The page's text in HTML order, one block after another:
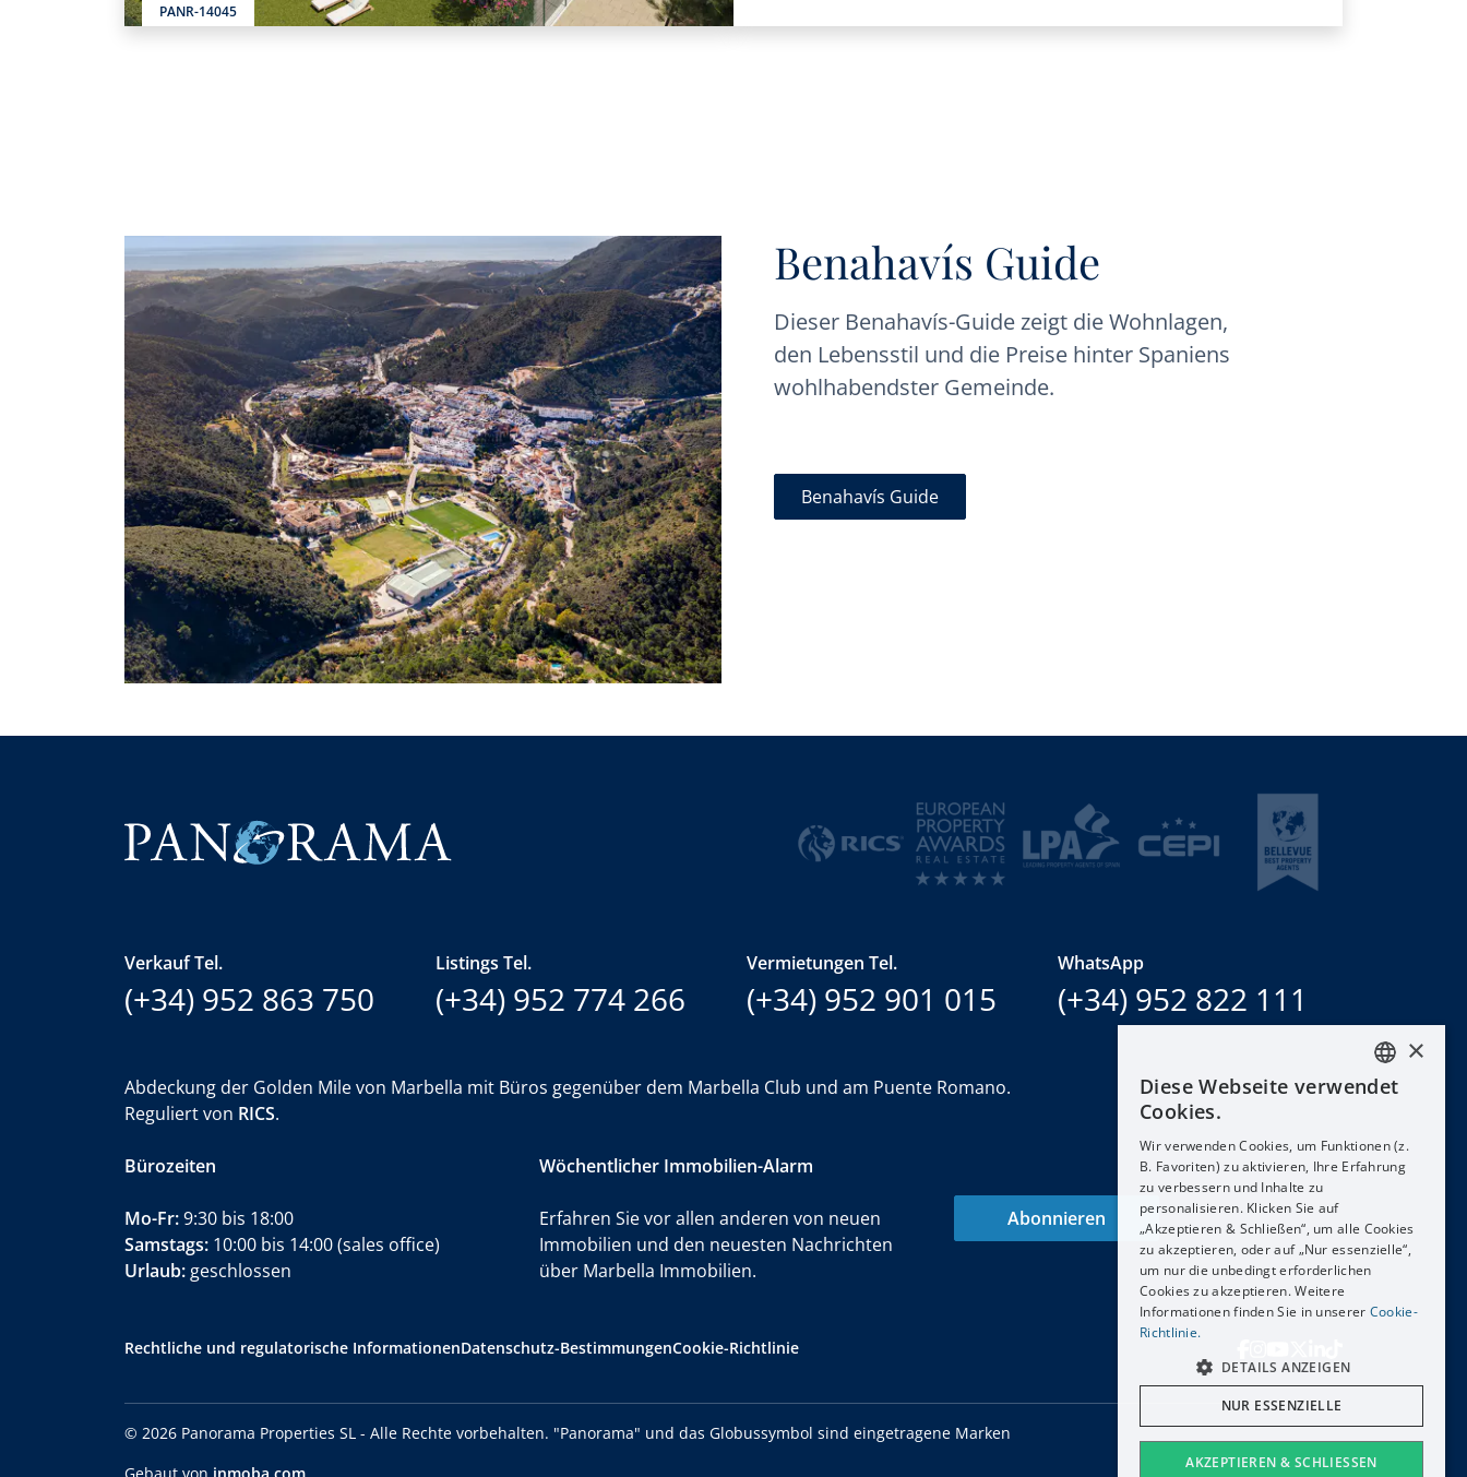
PANR-14045
Benahavís Guide
Dieser Benahavís-Guide zeigt die Wohnlagen,
den Lebensstil und die Preise hinter Spaniens
wohlhabendster Gemeinde.
Benahavís Guide
Verkauf Tel.
(+34) 952 863 750
Listings Tel.
(+34) 952 774 266
Vermietungen Tel.
(+34) 952 901 015
WhatsApp
(+34) 952 822 111
Abdeckung der Golden Mile von Marbella mit Büros gegenüber dem Marbella Club und am Puente Romano.
Reguliert von RICS.
Bürozeiten
Mo-Fr:9:30 bis 18:00
Samstags: 10:00 bis 14:00 (sales office)
Urlaub: geschlossen
Wöchentlicher Immobilien-Alarm
Erfahren Sie vor allen anderen von neuen
Immobilien und den neuesten Nachrichten
über Marbella Immobilien.
Abonnieren
Rechtliche und regulatorische InformationenDatenschutz-BestimmungenCookie-Richtlinie
© 2026 Panorama Properties SL - Alle Rechte vorbehalten. "Panorama" und das Globussymbol sind eingetragene Marken
ENGLISH
DEUTSCH
NEDERLANDS
×
Diese Webseite verwendet
Cookies.
Wir verwenden Cookies, um Funktionen (z.
B. Favoriten) zu aktivieren, Ihre Erfahrung
zu verbessern und Inhalte zu
personalisieren. Klicken Sie auf
„Akzeptieren & Schließen“, um alle Cookies
zu akzeptieren, oder auf „Nur essenzielle“,
um nur die unbedingt erforderlichen
Cookies zu akzeptieren. Weitere
Informationen finden Sie in unserer Cookie-
Richtlinie.
AKZEPTIEREN & SCHLIESSEN
NUR ESSENZIELLE
DETAILS ANZEIGEN